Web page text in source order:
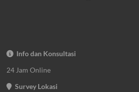
Info dan Konsultasi
24 Jam Online
Survey Lokasi